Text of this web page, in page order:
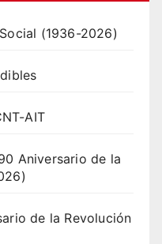
(1936-2026)
AIT
Aniversario de la
de la Revolución